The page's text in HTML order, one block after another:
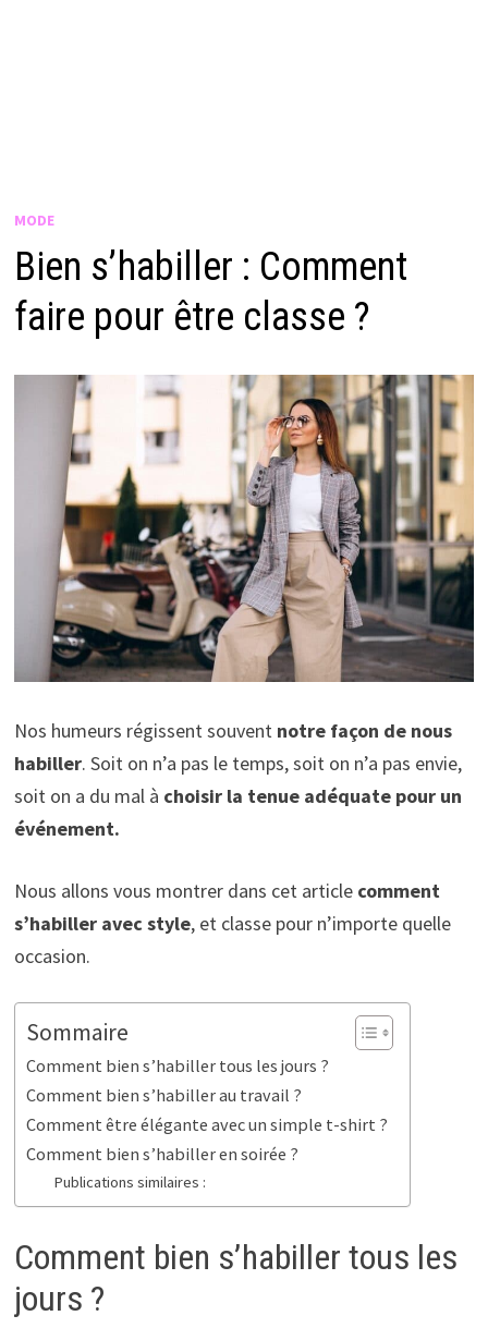
MODE
Bien s’habiller : Comment
faire pour être classe ?
Nos humeurs régissent souventnotre façon de nous
habiller. Soit on n’a pas le temps, soit on n’a pas envie,
soit on a du mal à choisir la tenue adéquate pour un
événement.
Nous allons vous montrer dans cet articlecomment
s’habiller avec style, et classe pour n’importe quelle
occasion.
Sommaire
Comment bien s’habiller tous les jours ?
Comment bien s’habiller au travail ?
Comment être élégante avec un simple t-shirt ?
Comment bien s’habiller en soirée ?
Publications similaires :
Comment bien s’habiller tous les
jours ?